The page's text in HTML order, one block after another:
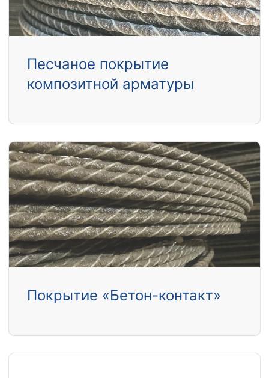
Песчаное покрытие
композитной арматуры
Покрытие «Бетон-контакт»